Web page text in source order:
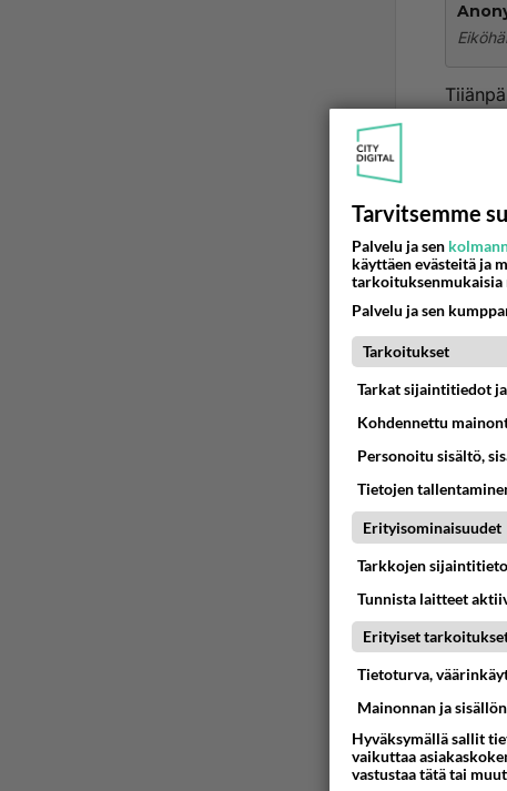
Onko
Tarvitsemme
Palvelu ja sen
käyttäen evästeitä ja
tarkoituksenmukaisia
Palvelu ja sen
Tarkoitukset
Tarkat sijaintitiedot
Kohdennettu
Personoitu sisältö,
Tietojen
Erityisominaisuudet
Tarkkojen
Tunnista laitteet
Erityiset
Tietoturva,
Mainonnan ja
Hyväksymällä sallit
vaikuttaa
vastustaa tätä tai